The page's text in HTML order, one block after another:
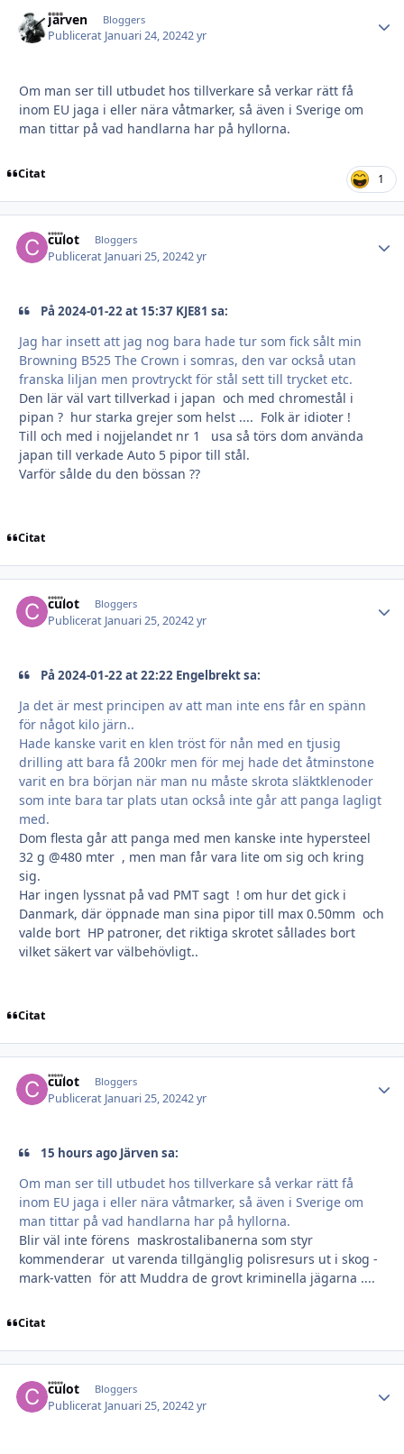
Järven Bloggers
Publicerat Januari 24, 20242 yr
Om man ser till utbudet hos tillverkare så verkar rätt få
inom EU jaga i eller nära våtmarker, så även i Sverige om
man tittar på vad handlarna har på hyllorna.
Citat 1
culot Bloggers
Publicerat Januari 25, 20242 yr
På 2024-01-22 at 15:37 KJE81 sa:
Jag har insett att jag nog bara hade tur som fick sålt min
Browning B525 The Crown i somras, den var också utan
franska liljan men provtryckt för stål sett till trycket etc.
Den lär väl vart tillverkad i japan och med chromestål i
pipan ? hur starka grejer som helst .... Folk är idioter !
Till och med i nojjelandet nr 1 usa så törs dom använda
japan till verkade Auto 5 pipor till stål.
Varför sålde du den bössan ??
Citat
culot Bloggers
Publicerat Januari 25, 20242 yr
På 2024-01-22 at 22:22 Engelbrekt sa:
Ja det är mest principen av att man inte ens får en spänn
för något kilo järn..
Hade kanske varit en klen tröst för nån med en tjusig
drilling att bara få 200kr men för mej hade det åtminstone
varit en bra början när man nu måste skrota släktklenoder
som inte bara tar plats utan också inte går att panga lagligt
med.
Dom flesta går att panga med men kanske inte hypersteel
32 g @480 mter , men man får vara lite om sig och kring
sig.
Har ingen lyssnat på vad PMT sagt ! om hur det gick i
Danmark, där öppnade man sina pipor till max 0.50mm och
valde bort HP patroner, det riktiga skrotet sållades bort
vilket säkert var välbehövligt..
Citat
culot Bloggers
Publicerat Januari 25, 20242 yr
15 hours ago Järven sa:
Om man ser till utbudet hos tillverkare så verkar rätt få
inom EU jaga i eller nära våtmarker, så även i Sverige om
man tittar på vad handlarna har på hyllorna.
Blir väl inte förens maskrostalibanerna som styr
kommenderar ut varenda tillgänglig polisresurs ut i skog -
mark-vatten för att Muddra de grovt kriminella jägarna ....
Citat
culot Bloggers
Publicerat Januari 25, 20242 yr